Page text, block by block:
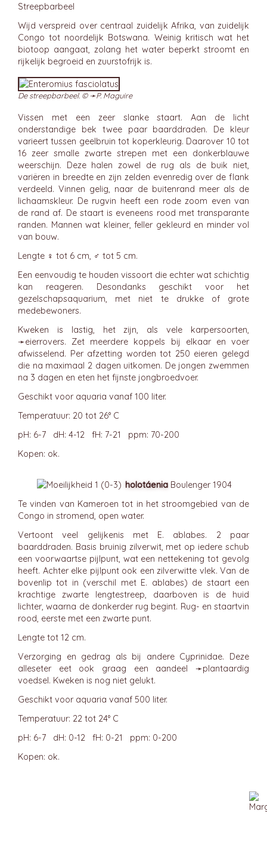
Streepbarbeel
Wijd verspreid over centraal zuidelijk Afrika, van zuidelijk
Congo tot noordelijk Botswana. Weinig kritisch wat het
biotoop aangaat, zolang het water beperkt stroomt en
rijkelijk begroeid en zuurstofrijk is.
De streepbarbeel. © ➛P. Maguire
Vissen met een zeer slanke staart. Aan de licht
onderstandige bek twee paar baarddraden. De kleur
varieert tussen geelbruin tot koperkleurig. Daarover 10 tot
16 zeer smalle zwarte strepen met een donkerblauwe
weerschijn. Deze halen zowel de rug als de buik niet,
variëren in breedte en zijn zelden evenredig over de flank
verdeeld. Vinnen gelig, naar de buitenrand meer als de
lichaamskleur. De rugvin heeft een rode zoom even van
de rand af. De staart is eveneens rood met transparante
randen. Mannen wat kleiner, feller gekleurd en minder vol
van bouw.
Lengte ♀ tot 6 cm, ♂ tot 5 cm.
Een eenvoudig te houden vissoort die echter wat schichtig
kan reageren. Desondanks geschikt voor het
gezelschapsaquarium, met niet te drukke of grote
medebewoners.
Kweken is lastig, het zijn, als vele karpersoorten,
➛eierrovers. Zet meerdere koppels bij elkaar en voer
afwisselend. Per afzetting worden tot 250 eieren gelegd
die na maximaal 2 dagen uitkomen. De jongen zwemmen
na 3 dagen en eten het fijnste jongbroedvoer.
Geschikt voor aquaria vanaf 100 liter.
Temperatuur: 20 tot 26° C
pH: 6-7 dH: 4-12 fH: 7-21 ppm: 70-200
Kopen: ok.
holotáenia Boulenger 1904
Te vinden van Kameroen tot in het stroomgebied van de
Congo in stromend, open water.
Vertoont veel gelijkenis met E. ablabes. 2 paar
baarddraden. Basis bruinig zilverwit, met op iedere schub
een voorwaartse pijlpunt, wat een nettekening tot gevolg
heeft. Achter elke pijlpunt ook een zilverwitte vlek. Van de
bovenlip tot in (verschil met E. ablabes) de staart een
krachtige zwarte lengtestreep, daarboven is de huid
lichter, waarna de donkerder rug begint. Rug- en staartvin
rood, eerste met een zwarte punt.
Lengte tot 12 cm.
Verzorging en gedrag als bij andere Cyprinidae. Deze
alleseter eet ook graag een aandeel ➛plantaardig
voedsel. Kweken is nog niet gelukt.
Geschikt voor aquaria vanaf 500 liter.
Temperatuur: 22 tot 24° C
pH: 6-7 dH: 0-12 fH: 0-21 ppm: 0-200
Kopen: ok.